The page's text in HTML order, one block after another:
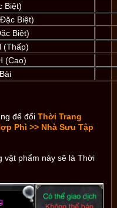
Biệt)
Biệt)
Biệt)
(Thấp)
(Cao)
để đổiThời Trang
Phì >> Nhà Sưu Tập
vật phẩm này sẽ là Thời